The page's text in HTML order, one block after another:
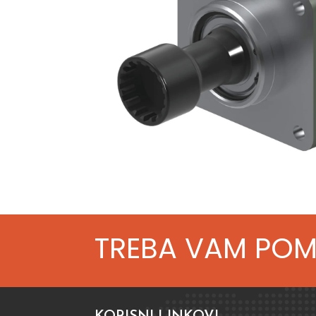
TREBA VAM